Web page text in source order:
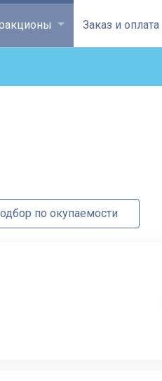
на главнуюЗаказ и оплата
по окупаемости